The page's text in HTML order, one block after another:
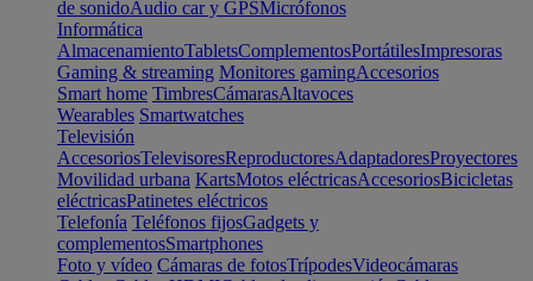
de sonidoAudio car y GPSMicrófonos
Informática
AlmacenamientoTabletsComplementosPortátilesImpresoras
Gaming & streaming Monitores gamingAccesorios
Smart home TimbresCámarasAltavoces
Wearables Smartwatches
Televisión
AccesoriosTelevisoresReproductoresAdaptadoresProyectores
Movilidad urbana KartsMotos eléctricasAccesoriosBicicletas
eléctricasPatinetes eléctricos
Telefonía Teléfonos fijosGadgets y
complementosSmartphones
Foto y vídeo Cámaras de fotosTrípodesVideocámaras